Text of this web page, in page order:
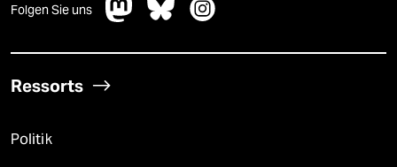
Folgen Sie uns
Ressorts
Politik